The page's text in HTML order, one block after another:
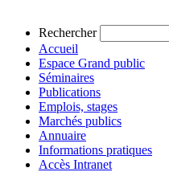
Rechercher
Accueil
Espace Grand public
Séminaires
Publications
Emplois, stages
Marchés publics
Annuaire
Informations pratiques
Accès Intranet